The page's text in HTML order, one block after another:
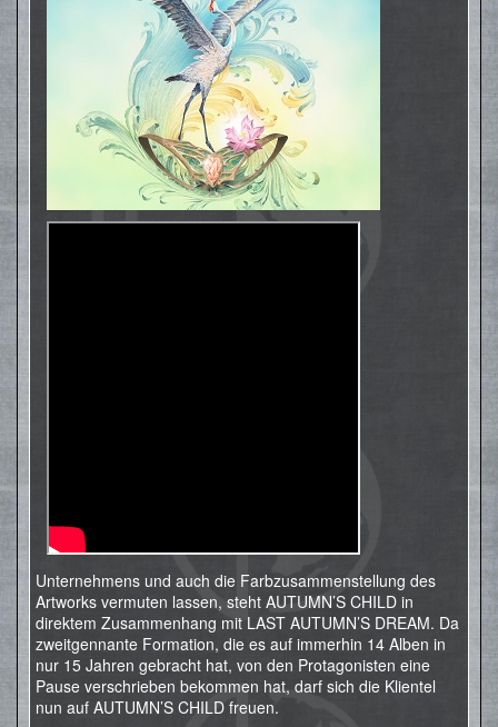
Unternehmens und auch die Farbzusammenstellung des
Artworks vermuten lassen, steht AUTUMN’S CHILD in
direktem Zusammenhang mit LAST AUTUMN’S DREAM. Da
zweitgennante Formation, die es auf immerhin 14 Alben in
nur 15 Jahren gebracht hat, von den Protagonisten eine
Pause verschrieben bekommen hat, darf sich die Klientel
nun auf AUTUMN’S CHILD freuen.